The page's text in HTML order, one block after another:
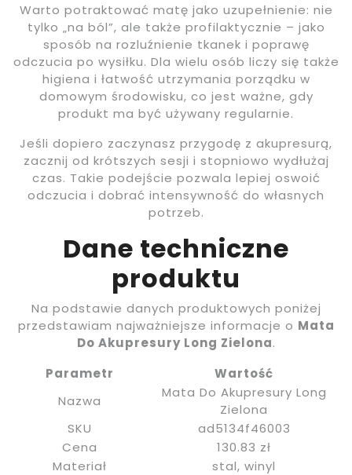
Warto potraktować matę jako uzupełnienie: nie
tylko „na ból”, ale także profilaktycznie – jako
sposób na rozluźnienie tkanek i poprawę
odczucia po wysiłku. Dla wielu osób liczy się także
higiena i łatwość utrzymania porządku w
domowym środowisku, co jest ważne, gdy
produkt ma być używany regularnie.
Jeśli dopiero zaczynasz przygodę z akupresurą,
zacznij od krótszych sesji i stopniowo wydłużaj
czas. Takie podejście pozwala lepiej oswoić
odczucia i dobrać intensywność do własnych
potrzeb.
Dane techniczne
produktu
Na podstawie danych produktowych poniżej
przedstawiam najważniejsze informacje o Mata
Do Akupresury Long Zielona.
Parametr
Wartość
Nazwa
Mata Do Akupresury Long
Zielona
SKU
ad5134f46003
Cena
130.83 zł
Materiał
stal, winyl